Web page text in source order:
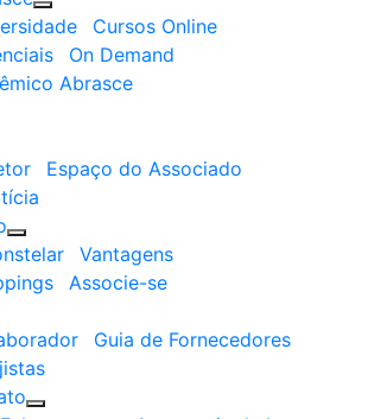
Cursos Online
On Demand
Abrasce
Espaço do Associado
Vantagens
Associe-se
Guia de Fornecedores